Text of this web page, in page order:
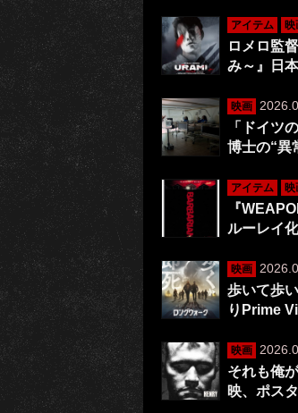
アイテム 映
ロメロ監
み～』日
映画
「ドイツ
博士の“異
アイテム 映
『
ルーレイ
映画
歩いて歩
りPrime
映画
それも俺
映、ポス